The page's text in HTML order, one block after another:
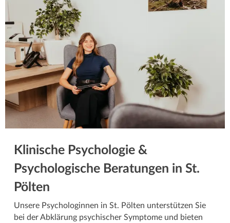
Klinische Psychologie &
Psychologische Beratungen in St.
Pölten
Unsere Psychologinnen in St. Pölten unterstützen Sie
bei der Abklärung psychischer Symptome und bieten